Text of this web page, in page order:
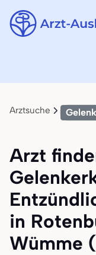
Arztsuche
Arzt
in
Wümme